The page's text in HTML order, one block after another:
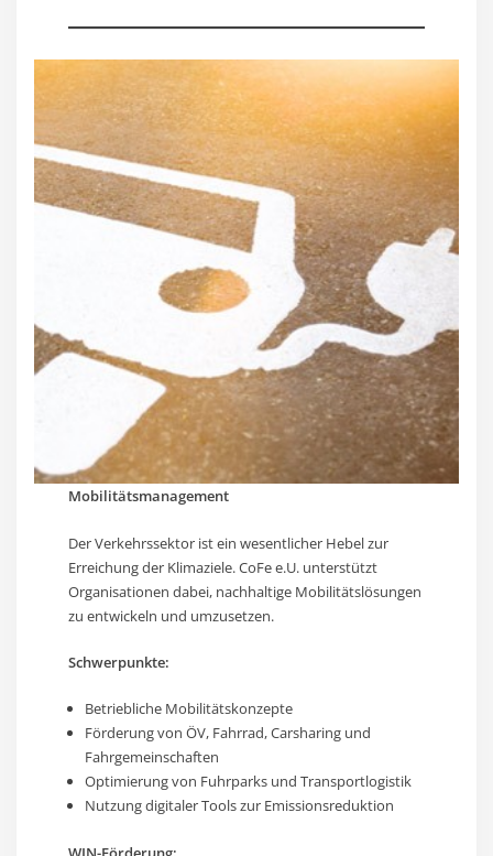
Mobilitätsmanagement
Der Verkehrssektor ist ein wesentlicher Hebel zur
Erreichung der Klimaziele. CoFe e.U. unterstützt
Organisationen dabei, nachhaltige Mobilitätslösungen
zu entwickeln und umzusetzen.
Schwerpunkte:
Betriebliche Mobilitätskonzepte
Förderung von ÖV, Fahrrad, Carsharing und
Fahrgemeinschaften
Optimierung von Fuhrparks und Transportlogistik
Nutzung digitaler Tools zur Emissionsreduktion